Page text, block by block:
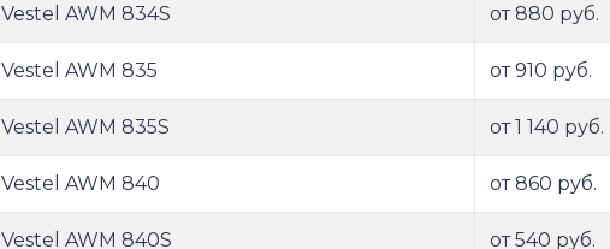
AWM 834S от 880 руб.
AWM 835 от 910 руб.
AWM 835S от 1 140 руб.
AWM 840 от 860 руб.
AWM 840S от 540 руб.